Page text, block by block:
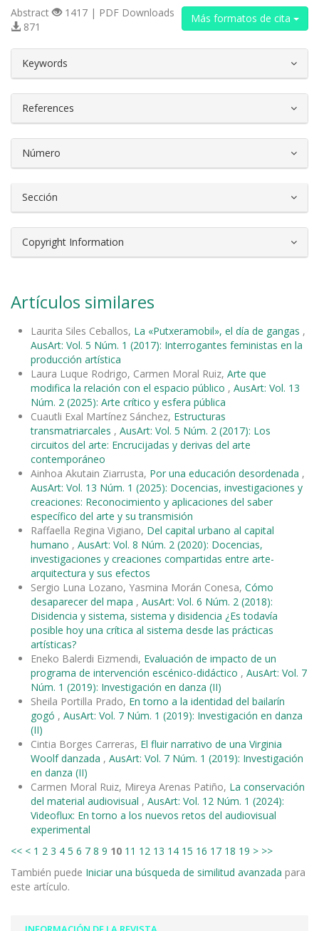
Más formatos de cita
Abstract
1417 | PDF Downloads
871
Keywords
References
Número
Sección
Copyright Information
Artículos similares
Laurita Siles Ceballos, La «Putxeramobil», el día de gangas ,
AusArt: Vol. 5 Núm. 1 (2017): Interrogantes feministas en la
producción artística
Laura Luque Rodrigo, Carmen Moral Ruiz, Arte que
modifica la relación con el espacio público , AusArt: Vol. 13
Núm. 2 (2025): Arte crítico y esfera pública
Cuautli Exal Martínez Sánchez, Estructuras
transmatriarcales , AusArt: Vol. 5 Núm. 2 (2017): Los
circuitos del arte: Encrucijadas y derivas del arte
contemporáneo
Ainhoa Akutain Ziarrusta, Por una educación desordenada ,
AusArt: Vol. 13 Núm. 1 (2025): Docencias, investigaciones y
creaciones: Reconocimiento y aplicaciones del saber
específico del arte y su transmisión
Raffaella Regina Vigiano, Del capital urbano al capital
humano , AusArt: Vol. 8 Núm. 2 (2020): Docencias,
investigaciones y creaciones compartidas entre arte-
arquitectura y sus efectos
Sergio Luna Lozano, Yasmina Morán Conesa, Cómo
desaparecer del mapa , AusArt: Vol. 6 Núm. 2 (2018):
Disidencia y sistema, sistema y disidencia ¿Es todavía
posible hoy una crítica al sistema desde las prácticas
artísticas?
Eneko Balerdi Eizmendi, Evaluación de impacto de un
programa de intervención escénico-didáctico , AusArt: Vol. 7
Núm. 1 (2019): Investigación en danza (II)
Sheila Portilla Prado, En torno a la identidad del bailarín
gogó , AusArt: Vol. 7 Núm. 1 (2019): Investigación en danza
(II)
Cintia Borges Carreras, El fluir narrativo de una Virginia
Woolf danzada , AusArt: Vol. 7 Núm. 1 (2019): Investigación
en danza (II)
Carmen Moral Ruiz, Mireya Arenas Patiño, La conservación
del material audiovisual , AusArt: Vol. 12 Núm. 1 (2024):
Videoflux: En torno a los nuevos retos del audiovisual
experimental
<< < 1 2 3 4 5 6 7 8 9 10 11 12 13 14 15 16 17 18 19 > >>
También puede Iniciar una búsqueda de similitud avanzada para
este artículo.